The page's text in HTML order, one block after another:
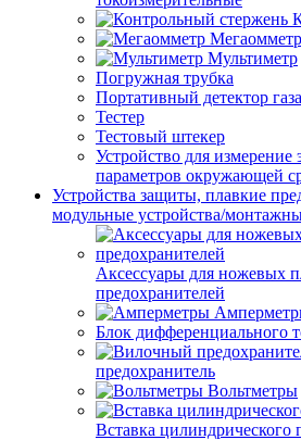
Мегаомметр
Мультиметр
Погружная трубка
Портативный детектор газа
Тестер
Тестовый штекер
Устройство для измерение
параметров окружающей
Устройства защиты, плавкие
модульные устройства/
Аксессуары для ножевых
предохранителей
Блок дифференциального
предохранитель
Вольтметры
Вставка цилиндрического